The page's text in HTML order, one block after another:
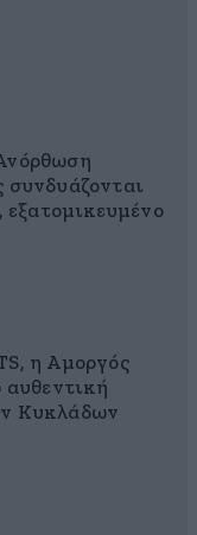
εξατομικευμένο
η Αμοργός
αυθεντική
Κυκλάδων